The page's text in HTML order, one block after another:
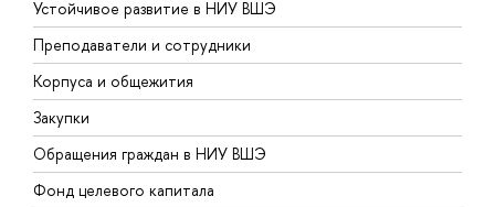
Устойчивое развитие в НИУ ВШЭ
Преподаватели и сотрудники
Корпуса и общежития
Закупки
Обращения граждан в НИУ ВШЭ
Фонд целевого капитала